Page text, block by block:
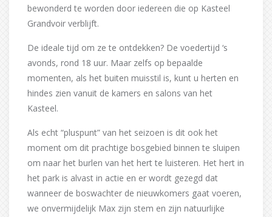
bewonderd te worden door iedereen die op Kasteel
Grandvoir verblijft.
De ideale tijd om ze te ontdekken? De voedertijd ‘s
avonds, rond 18 uur. Maar zelfs op bepaalde
momenten, als het buiten muisstil is, kunt u herten en
hindes zien vanuit de kamers en salons van het
Kasteel.
Als echt “pluspunt” van het seizoen is dit ook het
moment om dit prachtige bosgebied binnen te sluipen
om naar het burlen van het hert te luisteren. Het hert in
het park is alvast in actie en er wordt gezegd dat
wanneer de boswachter de nieuwkomers gaat voeren,
we onvermijdelijk Max zijn stem en zijn natuurlijke